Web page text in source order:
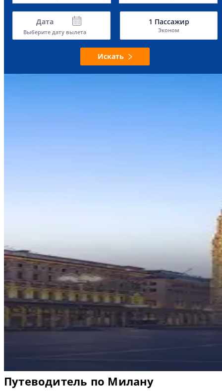
Дата
Выберите дату вылета
1 Пассажир
Эконом
Искать
Путеводитель по Милану